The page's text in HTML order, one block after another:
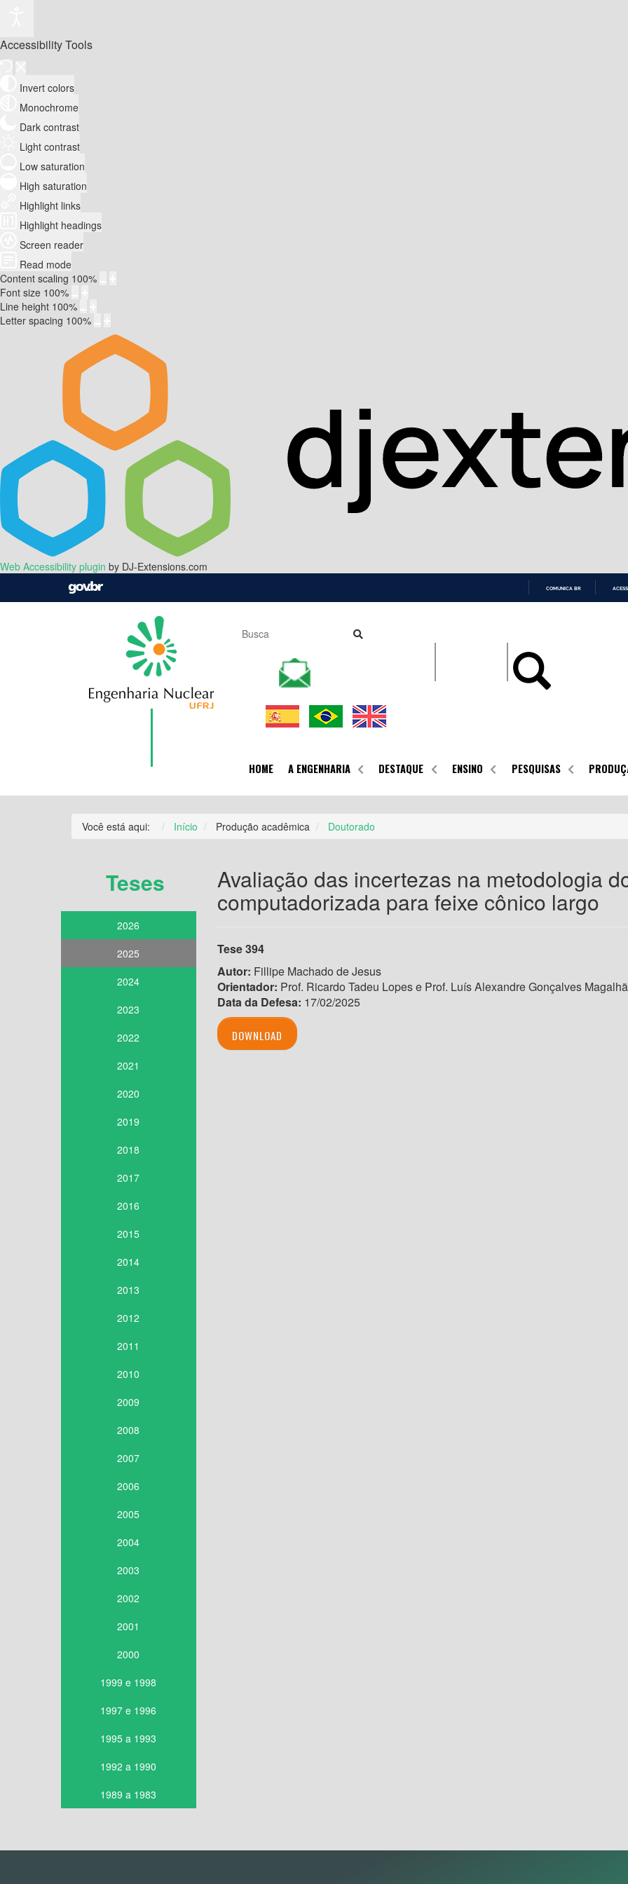
Accessibility Tools
Invert colors
Monochrome
Dark contrast
Light contrast
Low saturation
High saturation
Highlight links
Highlight headings
Screen reader
Read mode
Content scaling 100%
Font size 100%
Line height 100%
Letter spacing 100%
Web Accessibility plugin by DJ-Extensions.com
COMUNICA BR
HOME A ENGENHARIA DESTAQUE ENSINO PESQUISAS
Você está aqui: Início Produção acadêmica Doutorado
Teses
2026
2025
2024
2023
2022
2021
2020
2019
2018
2017
2016
2015
2014
2013
2012
2011
2010
2009
2008
2007
2006
2005
2004
2003
2002
2001
2000
1999 e 1998
1997 e 1996
1995 a 1993
1992 a 1990
1989 a 1983
Avaliação das incertezas na metodologia
computadorizada para feixe cônico largo
Tese 394
Autor: Fillipe Machado de Jesus
Orientador: Prof. Ricardo Tadeu Lopes e Prof. Luís Alexandre Gonçalves
Data da Defesa: 17/02/2025
DOWNLOAD